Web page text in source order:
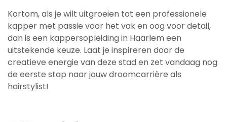
Kortom, als je wilt uitgroeien tot een professionele
kapper met passie voor het vak en oog voor detail,
dan is een kappersopleiding in Haarlem een
uitstekende keuze. Laat je inspireren door de
creatieve energie van deze stad en zet vandaag nog
de eerste stap naar jouw droomcarrière als
hairstylist!